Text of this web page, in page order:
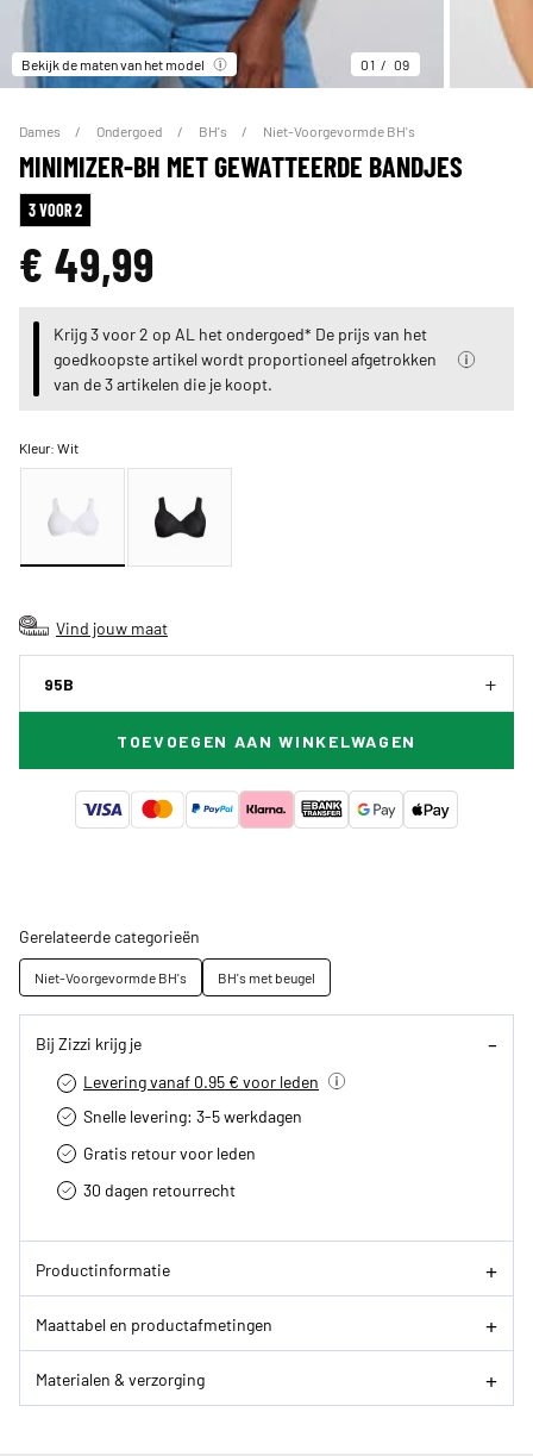
Bekijk de maten van het model 01 09
Dames Ondergoed BH's Niet-Voorgevormde BH's
MINIMIZER-BH MET GEWATTEERDE BANDJES
3 VOOR 2
€ 49,99
Krijg 3 voor 2 op AL het ondergoed* De prijs van het
goedkoopste artikel wordt proportioneel afgetrokken
van de 3 artikelen die je koopt.
Kleur:Wit
Vind jouw maat
95B
TOEVOEGEN AAN WINKELWAGEN
Gerelateerde categorieën
Niet-Voorgevormde BH's BH's met beugel
Bij Zizzi krijg je
Levering vanaf 0.95 € voor leden
Snelle levering: 3-5 werkdagen
Gratis retour voor leden
30 dagen retourrecht­
Productinformatie
Maattabel en productafmetingen
Materialen & verzorging